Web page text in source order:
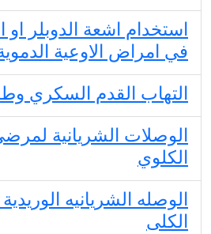
استخدام اشعة الدوبلر
في امراض الاوعية
التهاب القدم السكري
الوصلات الشريانية
الكلوي
الوصله الشريانيه
الكلى